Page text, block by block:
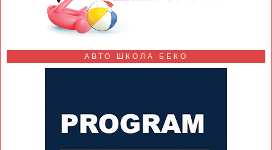
АВТО ШКОЛА БЕКО